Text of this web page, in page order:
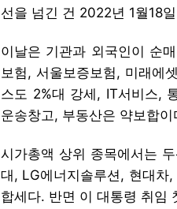
선을 넘긴 건 2022년 1월18
이날은 기관과 외국인이 순
보험, 서울보증보험, 미래에
스도 2%대 강세, IT서비스,
운송창고, 부동산은 약보합이
시가총액 상위 종목에서는
대, LG에너지솔루션, 현대차
합세다. 반면 이 대통령 취임